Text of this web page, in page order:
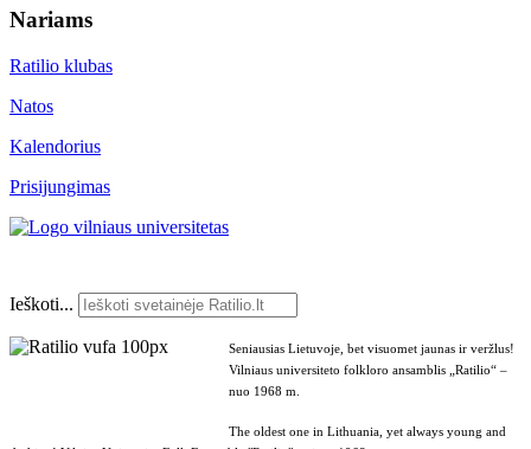
Nariams
Ratilio klubas
Natos
Kalendorius
Prisijungimas
Ieškoti...
Seniausias Lietuvoje, bet visuomet jaunas ir veržlus!
Vilniaus universiteto folkloro ansamblis „Ratilio“ –
nuo 1968 m.
The oldest one in Lithuania, yet always young and